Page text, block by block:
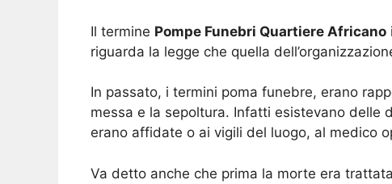
Il termine Pompe Funebri Quartiere Africano
riguarda la legge che quella
In passato, i termini poma funebre, erano
messa e la sepoltura. Infatti esistevano delle
erano affidate o ai vigili del luogo, al medico
Va detto anche che prima la morte era